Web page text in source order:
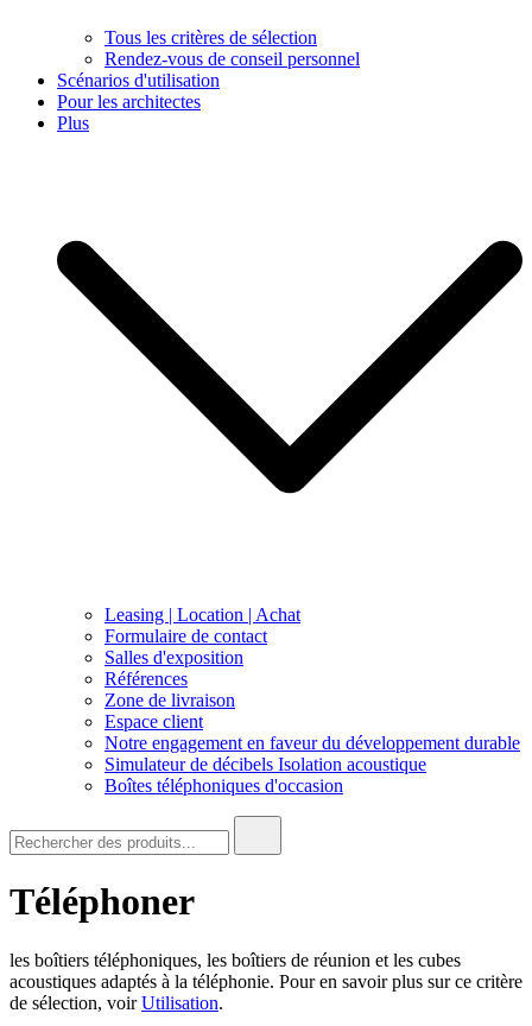
Tous les critères de sélection
Rendez-vous de conseil personnel
Scénarios d'utilisation
Pour les architectes
Plus
Leasing | Location | Achat
Formulaire de contact
Salles d'exposition
Références
Zone de livraison
Espace client
Notre engagement en faveur du développement durable
Simulateur de décibels Isolation acoustique
Boîtes téléphoniques d'occasion
de
Téléphoner
les boîtiers téléphoniques, les boîtiers de réunion et les cubes
acoustiques adaptés à la téléphonie. Pour en savoir plus sur ce critère
de sélection, voirUtilisation.